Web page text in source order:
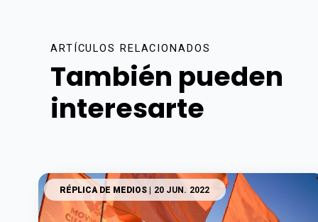
ARTÍCULOS RELACIONADOS
También pueden
interesarte
RÉPLICA DE MEDIOS | 20 JUN. 2022